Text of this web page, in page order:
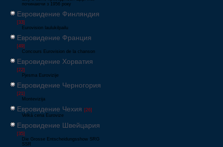
починаючи з 1956 року
Евровидение Финляндия
[33]
Eurovision laulukilpailu
Евровидение Франция
[49]
Concours Eurovision de la chanson
Евровидение Хорватия
[22]
Pjesma Eurovizije
Евровидение Черногория
[21]
Montevizija
Евровидение Чехия [26]
Velká cena Eurovize
Евровидение Швейцария
[35]
Die Grosse Entscheidungsshow SRG
SSR